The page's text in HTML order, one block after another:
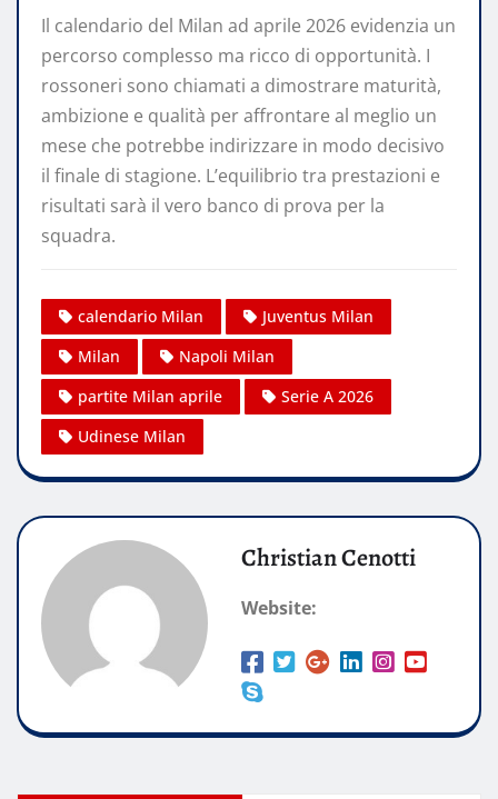
Il calendario del Milan ad aprile 2026 evidenzia un
percorso complesso ma ricco di opportunità. I
rossoneri sono chiamati a dimostrare maturità,
ambizione e qualità per affrontare al meglio un
mese che potrebbe indirizzare in modo decisivo
il finale di stagione. L’equilibrio tra prestazioni e
risultati sarà il vero banco di prova per la
squadra.
calendario Milan
Juventus Milan
Milan
Napoli Milan
partite Milan aprile
Serie A 2026
Udinese Milan
Christian Cenotti
Website: